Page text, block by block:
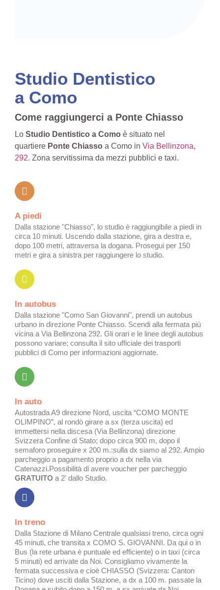
Studio Dentistico
a Como
Come raggiungerci a Ponte Chiasso
Lo Studio Dentistico a Como è situato nel
quartiere Ponte Chiasso a Como in Via Bellinzona,
292. Zona servitissima da mezzi pubblici e taxi.
A piedi
Dalla stazione "Chiasso", lo studio è raggiungibile a piedi in
circa 10 minuti. Uscendo dalla stazione, gira a destra e,
dopo 100 metri, attraversa la dogana. Prosegui per 150
metri e gira a sinistra per raggiungere lo studio.
In autobus
Dalla stazione "Como San Giovanni", prendi un autobus
urbano in direzione Ponte Chiasso. Scendi alla fermata più
vicina a Via Bellinzona 292. Gli orari e le linee degli autobus
possono variare; consulta il sito ufficiale dei trasporti
pubblici di Como per informazioni aggiornate.
In auto
Autostrada A9 direzione Nord, uscita “COMO MONTE
OLIMPINO”, al rondò girare a sx (terza uscita) ed
immettersi nella discesa (Via Bellinzona) direzione
Svizzera Confine di Stato; dopo circa 900 m, dopo il
semaforo proseguire x 200 m.:sulla dx siamo al 292. Ampio
parcheggio a pagamento proprio a dx nella via
Catenazzi.Possibilità di avere voucher per parcheggio
GRATUITO a 2' dallo Studio.
In treno
Dalla Stazione di Milano Centrale qualsiasi treno, circa ogni
45 minuti, che transita x COMO S. GIOVANNI. Da qui o in
Bus (la rete urbana è puntuale ed efficiente) o in taxi (circa
5 minuti) ed arrivate da Noi. Consigliamo vivamente la
fermata successiva e cioè CHIASSO (Svizzera: Canton
Ticino) dove usciti dalla Stazione, a dx a 100 m. passate la